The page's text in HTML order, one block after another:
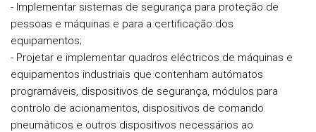
- Implementar sistemas de segurança para proteção de
pessoas e máquinas e para a certificação dos
equipamentos;
- Projetar e implementar quadros eléctricos de máquinas e
equipamentos industriais que contenham autómatos
programáveis, dispositivos de segurança, módulos para
controlo de acionamentos, dispositivos de comando
pneumáticos e outros dispositivos necessários ao